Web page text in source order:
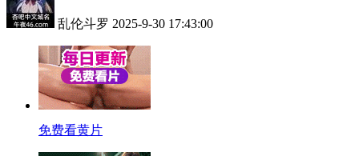
乱伦斗罗 2025-9-30 17:43:00
免费看黄片